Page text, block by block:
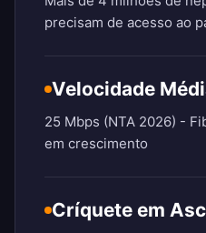
precisam de acesso ao
Velocidade
25 Mbps (NTA 2026) -
em crescimento
Críquete em